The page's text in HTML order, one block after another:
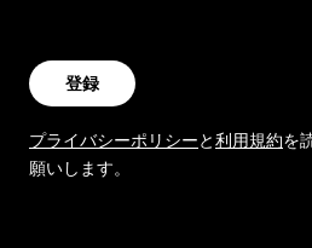
登録
プライバシーポリシーと利用規約を
願いします。